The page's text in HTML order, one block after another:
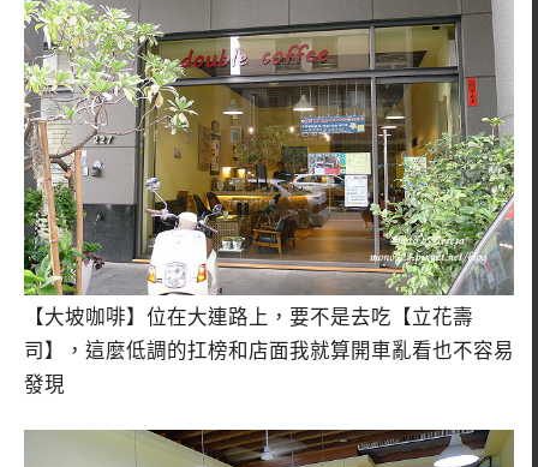
【大坡咖啡】位在大連路上，要不是去吃【立花壽
司】，這麼低調的扛榜和店面我就算開車亂看也不容易
發現